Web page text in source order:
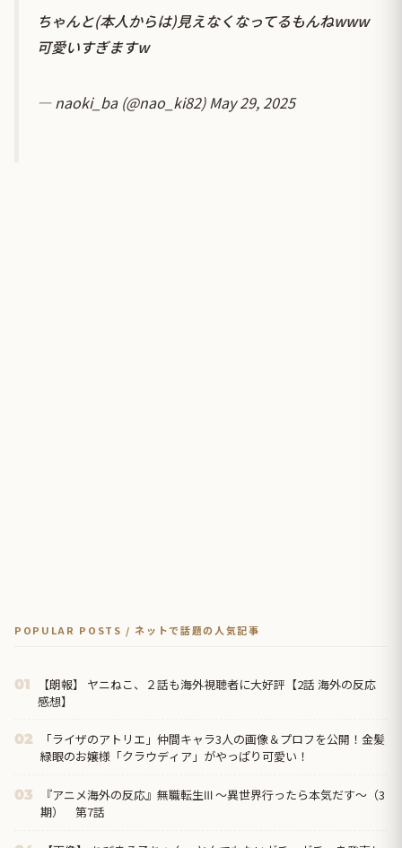
ちゃんと(本人からは)見えなくなってるもんねwww
可愛いすぎますw
— naoki_ba (@nao_ki82)May 29, 2025
POPULAR POSTS / ネットで話題の人気記事
01
【朗報】 ヤニねこ、２話も海外視聴者に大好評【2話 海外の反応
感想】
02
「ライザのアトリエ」仲間キャラ3人の画像＆プロフを公開！金髪
緑眼のお嬢様「クラウディア」がやっぱり可愛い！
03
『アニメ海外の反応』無職転生Ⅲ ～異世界行ったら本気だす～（3
期） 第7話